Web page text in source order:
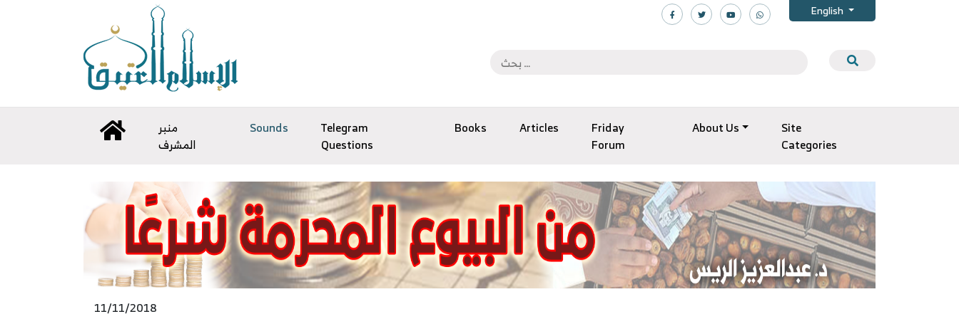
English
منبر
المشرف
Sounds
Telegram
Questions
Books Articles
Friday
Forum
About Us
Site
Categories
11/11/2018